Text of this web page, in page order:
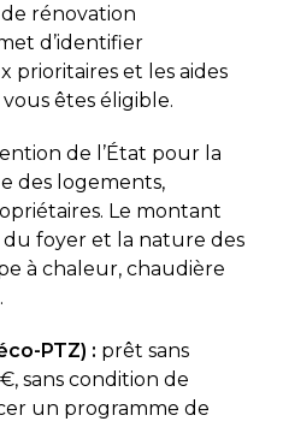
rénovation
d’identifier
prioritaires et les aides
êtes éligible.
de l’État pour la
des logements,
Le montant
du foyer et la nature des
à chaleur, chaudière
PTZ) : prêt sans
sans condition de
un programme de